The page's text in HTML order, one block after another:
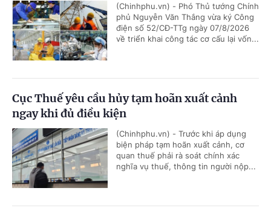
(Chinhphu.vn) - Phó Thủ tướng Chính
phủ Nguyễn Văn Thắng vừa ký Công
điện số 52/CĐ-TTg ngày 07/8/2026
về triển khai công tác cơ cấu lại vốn...
Cục Thuế yêu cầu hủy tạm hoãn xuất cảnh
ngay khi đủ điều kiện
(Chinhphu.vn) - Trước khi áp dụng
biện pháp tạm hoãn xuất cảnh, cơ
quan thuế phải rà soát chính xác
nghĩa vụ thuế, thông tin người nộp...